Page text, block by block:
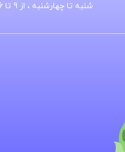
شنبه تا چهارشنبه ، از 9 تا 16